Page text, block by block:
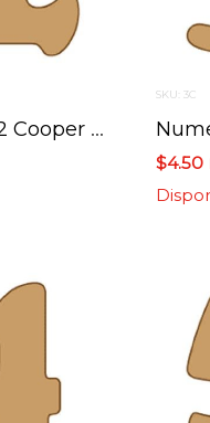
Numero 2 Cooper Mini 4 X 6 Cms.
SKU: 3C
$4.50